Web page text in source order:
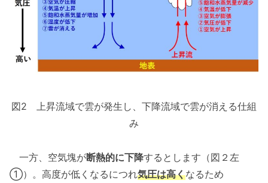
図2 上昇流域で雲が発生し、下降流域で雲が消える仕組
み
一方、空気塊が断熱的に下降するとします（図２左
①）。高度が低くなるにつれ気圧は高くなるため